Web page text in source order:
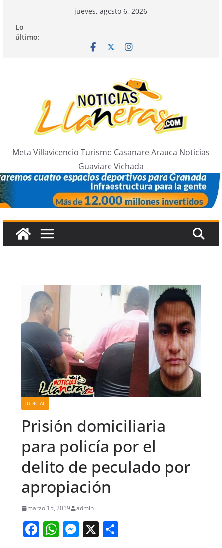
contenido
jueves, agosto 6, 2026
Lo
último:
Meta Villavicencio Turismo Casanare Arauca Noticias
Guaviare Vichada
JUDICIAL
Prisión domiciliaria
para policía por el
delito de peculado por
apropiación
marzo 15, 2019 admin
F W M X S